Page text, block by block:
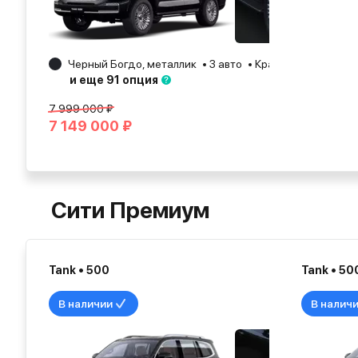
Черный Богдо, металлик 3 авто Краснодар
и еще 91 опция
7 999 000 ₽
7 149 000 ₽
Сити Премиум
Tank • 500
В наличии
Tank •
В